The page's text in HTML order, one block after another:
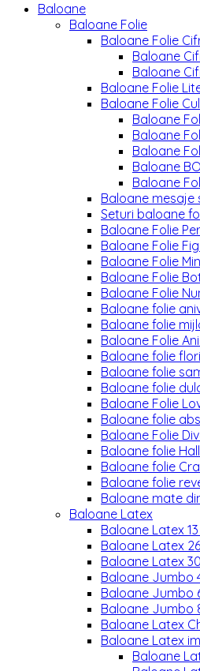
Baloane
Baloane Folie
Baloane Folie
Baloane
Baloane
Baloane Folie
Baloane Folie
Baloane
Baloane
Baloane
Baloane
Baloane
Baloane mesaje
Seturi baloane
Baloane Folie
Baloane Folie
Baloane Folie
Baloane Folie
Baloane Folie
Baloane folie
Baloane folie
Baloane Folie
Baloane folie
Baloane folie
Baloane folie
Baloane Folie
Baloane folie
Baloane Folie
Baloane folie
Baloane folie
Baloane folie
Baloane mate
Baloane Latex
Baloane Latex
Baloane Latex
Baloane Latex
Baloane Jumbo
Baloane Jumbo
Baloane Jumbo
Baloane Latex
Baloane Latex
Baloane